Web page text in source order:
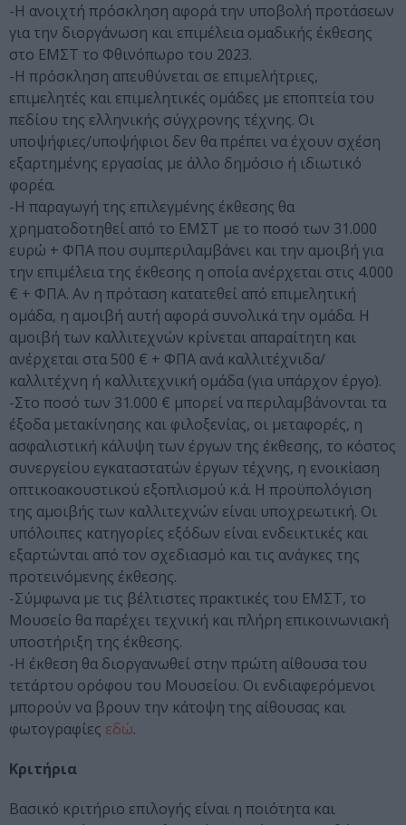
-Η ανοιχτή πρόσκληση αφορά την υποβολή προτάσεων
για την διοργάνωση και επιμέλεια ομαδικής έκθεσης
στο ΕΜΣΤ το Φθινόπωρο του 2023.
-Η πρόσκληση απευθύνεται σε επιμελήτριες,
επιμελητές και επιμελητικές ομάδες με εποπτεία του
πεδίου της ελληνικής σύγχρονης τέχνης. Οι
υποψήφιες/υποψήφιοι δεν θα πρέπει να έχουν σχέση
εξαρτημένης εργασίας με άλλο δημόσιο ή ιδιωτικό
φορέα.
-Η παραγωγή της επιλεγμένης έκθεσης θα
χρηματοδοτηθεί από το ΕΜΣΤ με το ποσό των 31.000
ευρώ + ΦΠΑ που συμπεριλαμβάνει και την αμοιβή για
την επιμέλεια της έκθεσης η οποία ανέρχεται στις 4.000
€ + ΦΠΑ. Αν η πρόταση κατατεθεί από επιμελητική
ομάδα, η αμοιβή αυτή αφορά συνολικά την ομάδα. Η
αμοιβή των καλλιτεχνών κρίνεται απαραίτητη και
ανέρχεται στα 500 € + ΦΠΑ ανά καλλιτέχνιδα/
καλλιτέχνη ή καλλιτεχνική ομάδα (για υπάρχον έργο).
-Στο ποσό των 31.000 € μπορεί να περιλαμβάνονται τα
έξοδα μετακίνησης και φιλοξενίας, οι μεταφορές, η
ασφαλιστική κάλυψη των έργων της έκθεσης, το κόστος
συνεργείου εγκαταστατών έργων τέχνης, η ενοικίαση
οπτικοακουστικού εξοπλισμού κ.ά. Η προϋπολόγιση
της αμοιβής των καλλιτεχνών είναι υποχρεωτική. Οι
υπόλοιπες κατηγορίες εξόδων είναι ενδεικτικές και
εξαρτώνται από τον σχεδιασμό και τις ανάγκες της
προτεινόμενης έκθεσης.
-Σύμφωνα με τις βέλτιστες πρακτικές του ΕΜΣΤ, το
Μουσείο θα παρέχει τεχνική και πλήρη επικοινωνιακή
υποστήριξη της έκθεσης.
-Η έκθεση θα διοργανωθεί στην πρώτη αίθουσα του
τετάρτου ορόφου του Μουσείου. Οι ενδιαφερόμενοι
μπορούν να βρουν την κάτοψη της αίθουσας και
φωτογραφίες εδώ.
Κριτήρια
Βασικό κριτήριο επιλογής είναι η ποιότητα και